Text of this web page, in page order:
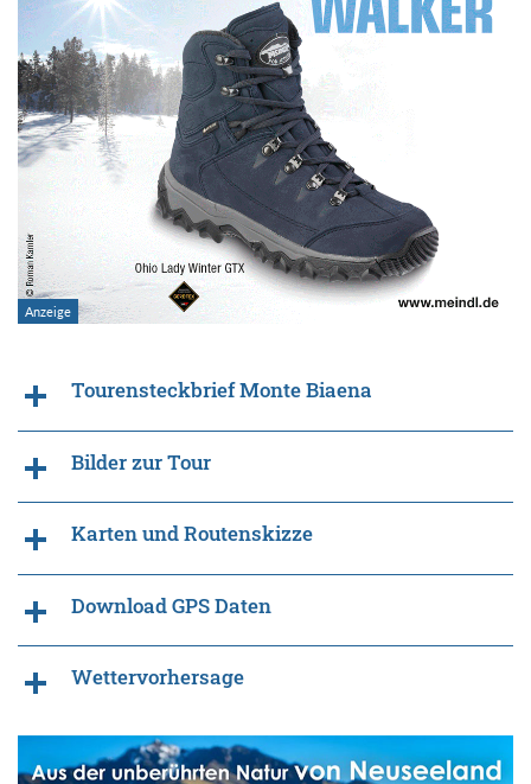
Tourensteckbrief Monte Biaena
Bilder zur Tour
Karten und Routenskizze
Download GPS Daten
Wettervorhersage